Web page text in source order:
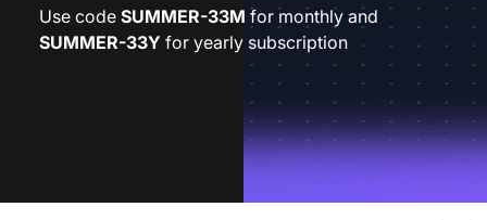
Use code SUMMER-33M for monthly and
SUMMER-33Y for yearly subscription